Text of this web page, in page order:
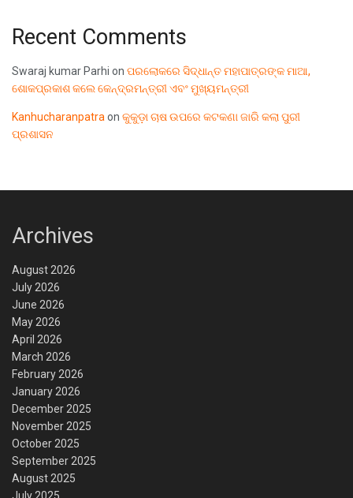
Recent Comments
Swaraj kumar Parhi on ପରଲୋକରେ ସିଦ୍ଧାନ୍ତ ମହାପାତ୍ରଙ୍କ ମାଆ,
ଶୋକପ୍ରକାଶ କଲେ କେନ୍ଦ୍ରମନ୍ତ୍ରୀ ଏବଂ ମୁଖ୍ୟମନ୍ତ୍ରୀ
Kanhucharanpatra on କୁକୁଡ଼ା ଚାଷ ଉପରେ କଟକଣା ଜାରି କଲା ପୁରୀ
ପ୍ରଶାସନ
Archives
August 2026
July 2026
June 2026
May 2026
April 2026
March 2026
February 2026
January 2026
December 2025
November 2025
October 2025
September 2025
August 2025
July 2025